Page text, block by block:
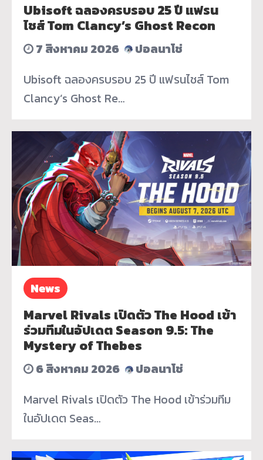
Ubisoft ฉลองครบรอบ 25 ปี แฟรน
ไชส์ Tom Clancy’s Ghost Recon
7 สิงหาคม 2026
ปอลนาโช่
Ubisoft ฉลองครบรอบ 25 ปี แฟรนไชส์ Tom
Clancy’s Ghost Re…
News
Marvel Rivals เปิดตัว The Hood เข้า
ร่วมทีมในอัปเดต Season 9.5: The
Mystery of Thebes
6 สิงหาคม 2026
ปอลนาโช่
Marvel Rivals เปิดตัว The Hood เข้าร่วมทีม
ในอัปเดต Seas…